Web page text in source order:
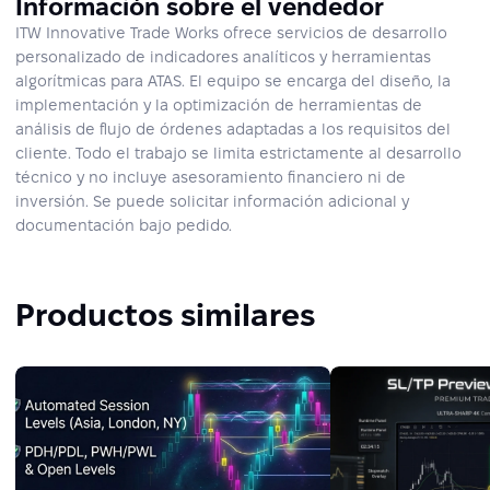
Información sobre el vendedor
ITW Innovative Trade Works ofrece servicios de desarrollo
personalizado de indicadores analíticos y herramientas
algorítmicas para ATAS. El equipo se encarga del diseño, la
implementación y la optimización de herramientas de
análisis de flujo de órdenes adaptadas a los requisitos del
cliente. Todo el trabajo se limita estrictamente al desarrollo
técnico y no incluye asesoramiento financiero ni de
inversión. Se puede solicitar información adicional y
documentación bajo pedido.
Productos similares